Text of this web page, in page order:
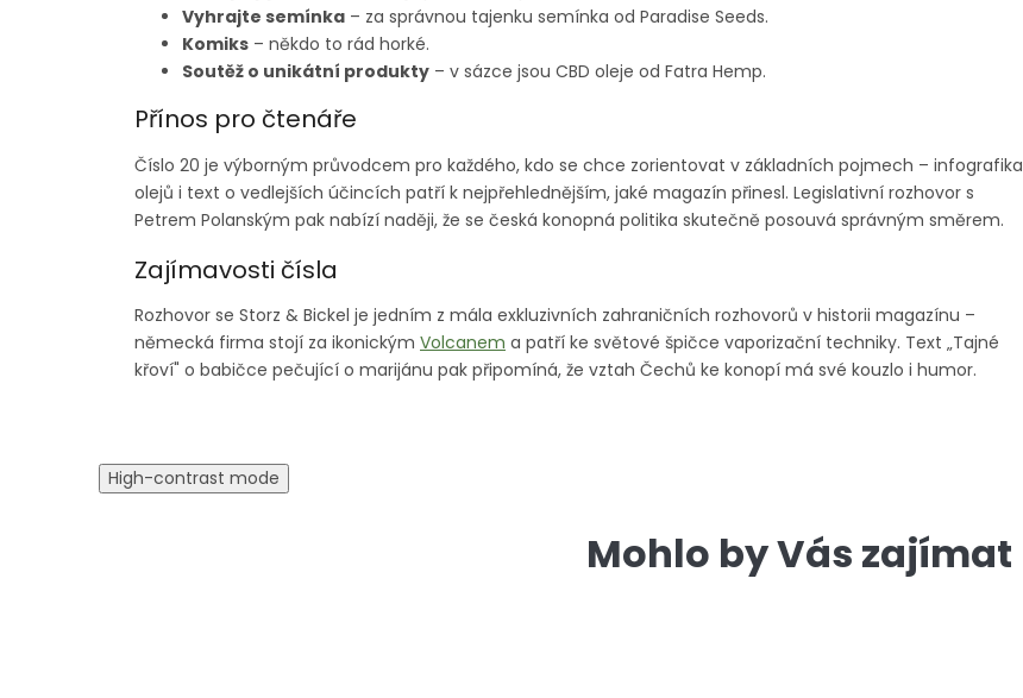
Vyhrajte semínka – za správnou tajenku semínka od Paradise Seeds.
Komiks – někdo to rád horké.
Soutěž o unikátní produkty – v sázce jsou CBD oleje od Fatra Hemp.
Přínos pro čtenáře
Číslo 20 je výborným průvodcem pro každého, kdo se chce zorientovat v základních pojmech – infografika
olejů i text o vedlejších účincích patří k nejpřehlednějším, jaké magazín přinesl. Legislativní rozhovor s
Petrem Polanským pak nabízí naději, že se česká konopná politika skutečně posouvá správným směrem.
Zajímavosti čísla
Rozhovor se Storz & Bickel je jedním z mála exkluzivních zahraničních rozhovorů v historii magazínu –
německá firma stojí za ikonickým Volcanem a patří ke světové špičce vaporizační techniky. Text „Tajné
křoví" o babičce pečující o marijánu pak připomíná, že vztah Čechů ke konopí má své kouzlo i humor.
High-contrast mode
Mohlo by Vás zajímat